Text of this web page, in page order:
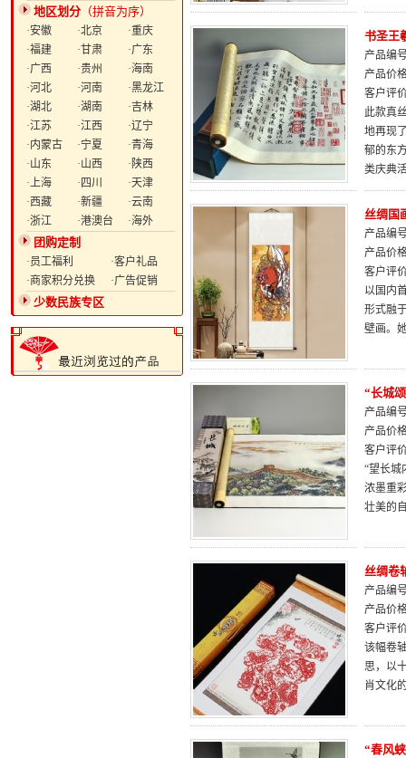
地区划分 （拼音为序）
·安徽 ·北京
·重庆
·福建
·甘肃
·广东
·广西
·贵州
·海南
·河北
·河南
·黑龙江
·湖北
·湖南
·吉林
·江苏
·江西
·辽宁
·内蒙古
·宁夏
·青海
·山东
·山西
·陕西
·上海
·四川
·天津
·西藏
·新疆
·云南
·浙江
·港澳台 ·海外
团购定制
·员工福利
·客户礼品
·商家积分兑换
·广告促销
少数民族专区
书圣王
产品编
产品价
客户评
此款真
地再现
郁的东
类庆典
丝绸国
产品编
产品价
客户评
以国内
形式融
壁画。
“长城
产品编
产品价
客户评
“望长城
浓墨重
壮美的
丝绸卷
产品编
产品价
客户评
该幅卷
思，以
肖文化
“春风